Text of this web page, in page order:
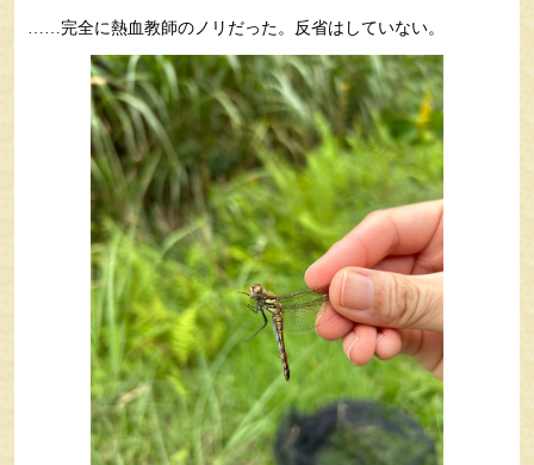
……完全に熱血教師のノリだった。反省はしていない。